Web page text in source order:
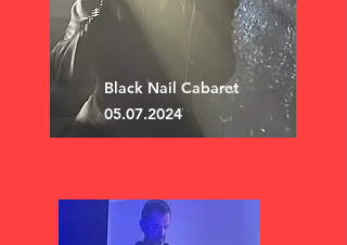
Black Nail Cabaret
05.07.2024